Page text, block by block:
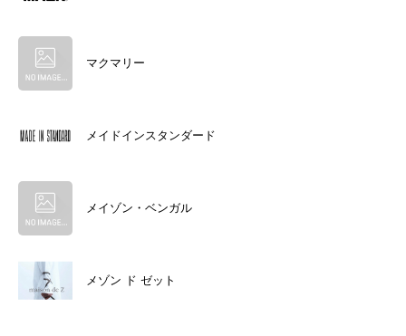
マクマリー
メイドインスタンダード
メイゾン・ベンガル
メゾン ド ゼット